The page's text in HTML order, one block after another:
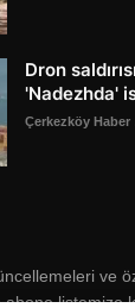
Dron
'Nadezhda'
Çerkezköy Haber
ve
listemize